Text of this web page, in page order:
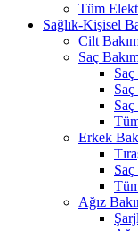
Tüm
Sağlık-Kişisel
Cilt
Saç
Erkek
Ağız